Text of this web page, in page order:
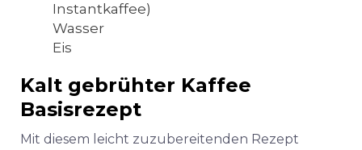
Instantkaffee)
Wasser
Eis
Kalt gebrühter Kaffee
Basisrezept
Mit diesem leicht zuzubereitenden Rezept